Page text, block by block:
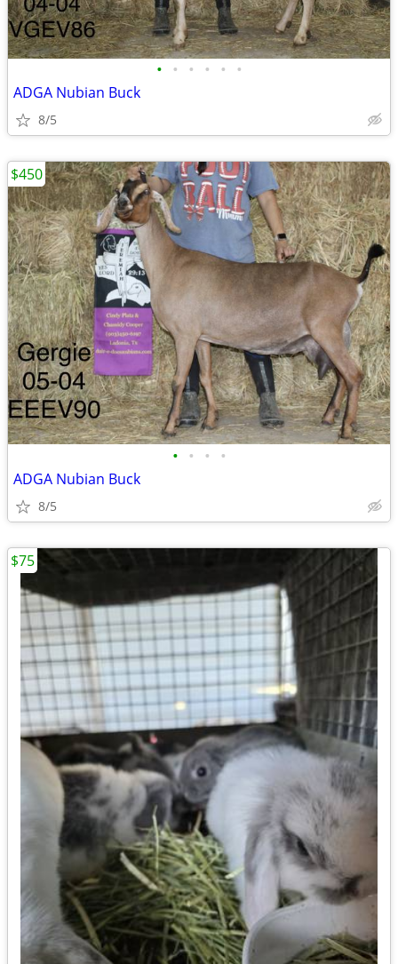
• • • • • •
ADGA Nubian Buck
8/5
• • • •
ADGA Nubian Buck
8/5
$450
$75